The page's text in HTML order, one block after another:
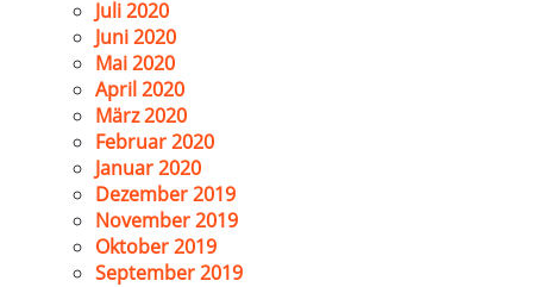
Juli 2020
Juni 2020
Mai 2020
April 2020
März 2020
Februar 2020
Januar 2020
Dezember 2019
November 2019
Oktober 2019
September 2019